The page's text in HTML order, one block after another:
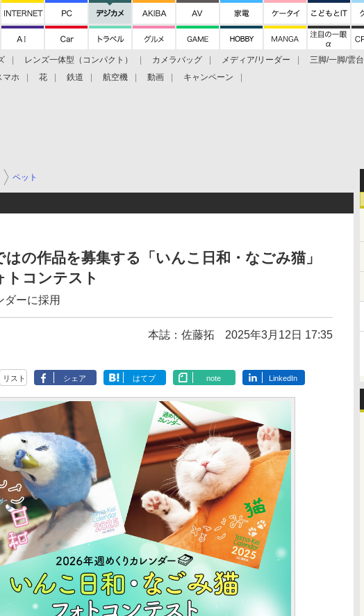
レンズ一体型（コンパクト） カメラバッグ メディア/リーダー 三脚/一脚/雲台
マホ 花 鉄道 航空機 動画 キャンペーン
ペット
の作品を募集する「いんこ日和・なごみ猫」
トコンテスト
ダーに採用
本誌：佐藤拓 2025年3月12日 17:35
リスト シェア はてブ note LinkedIn